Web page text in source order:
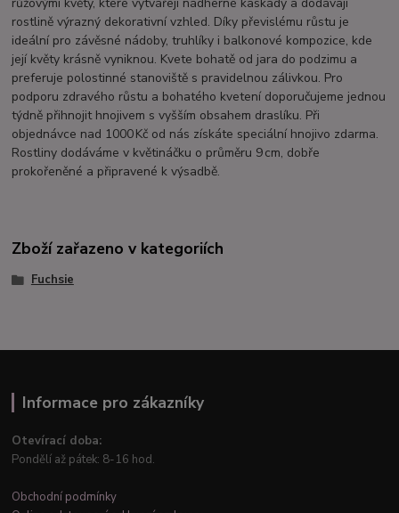
rostlině výrazný dekorativní vzhled. Díky převislému růstu je
ideální pro závěsné nádoby, truhlíky i balkonové kompozice, kde
její květy krásně vyniknou. Kvete bohatě od jara do podzimu a
preferuje polostinné stanoviště s pravidelnou zálivkou. Pro
podporu zdravého růstu a bohatého kvetení doporučujeme jednou
týdně přihnojit hnojivem s vyšším obsahem draslíku. Při
objednávce nad 1000 Kč od nás získáte speciální hnojivo zdarma.
Rostliny dodáváme v květináčku o průměru 9 cm, dobře
prokořeněné a připravené k výsadbě.
Zboží zařazeno v kategoriích
Fuchsie
Informace pro zákazníky
Otevírací doba:
Pondělí až pátek: 8-16 hod.
Obchodní podmínky